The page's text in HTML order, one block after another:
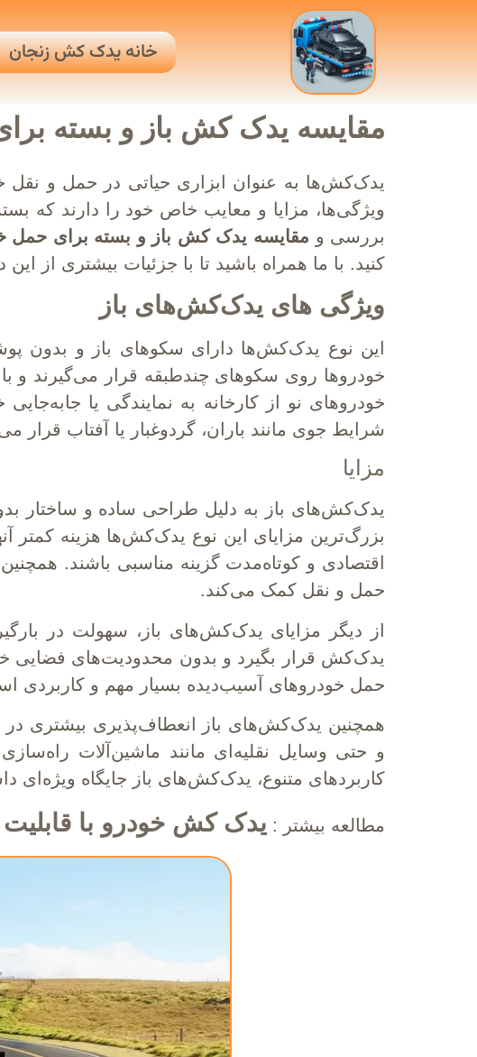
خانه یدک کش زنجان
مقایسه یدک کش‌ باز و بسته
یدک‌کش‌ها به عنوان ابزاری حیاتی در حمل و
ویژگی‌ها، مزایا و معایب خاص خود را دارند که
بررسی و مقایسه یدک کش‌ باز و بسته برای حمل
کنید. با ما همراه باشید تا با جزئیات بیشتری از
ویژگی های یدک‌کش‌های باز
این نوع یدک‌کش‌ها دارای سکوهای باز و بدون
خودروها روی سکوهای چندطبقه قرار می‌گیرند و
خودروهای نو از کارخانه به نمایندگی یا
شرایط جوی مانند باران، گردوغبار یا آفتاب قرار
مزایا
یدک‌کش‌های باز به دلیل طراحی ساده و ساختار
بزرگ‌ترین مزایای این نوع یدک‌کش‌ها هزینه
اقتصادی و کوتاه‌مدت گزینه مناسبی باشند.
حمل و نقل کمک می‌کند.
از دیگر مزایای یدک‌کش‌های باز، سهولت در
یدک‌کش قرار بگیرد و بدون محدودیت‌های فضایی
حمل خودروهای آسیب‌دیده بسیار مهم و کاربردی
همچنین یدک‌کش‌های باز انعطاف‌پذیری بیشتری در
و حتی وسایل نقلیه‌ای مانند ماشین‌آلات
کاربردهای متنوع، یدک‌کش‌های باز جایگاه ویژه‌ای
مطالعه بیشتر : یدک کش‌ خودرو با